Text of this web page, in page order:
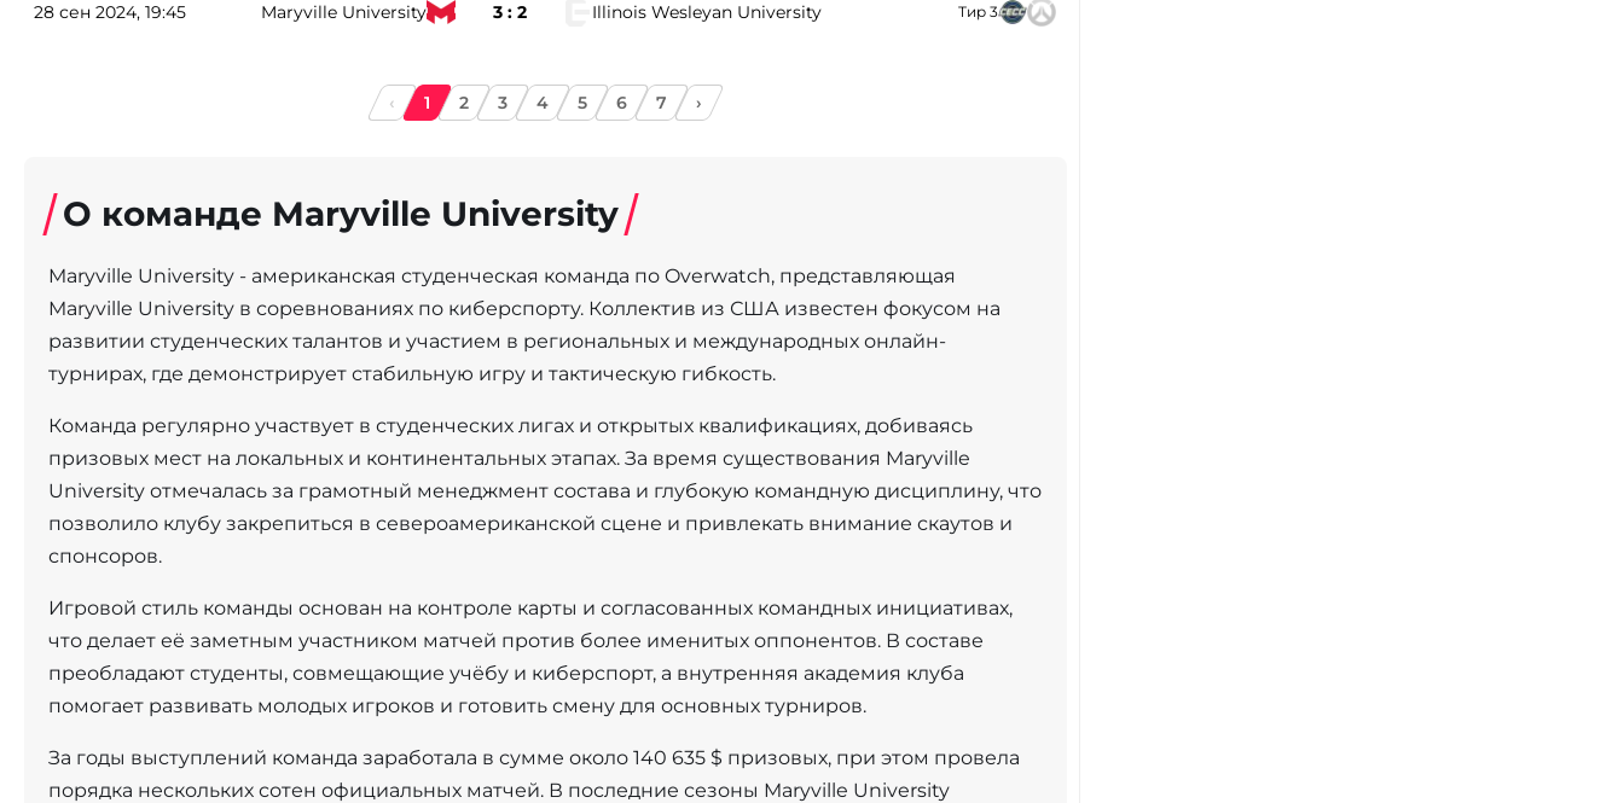
28 сен 2024, 19:45 Maryville University 3 : 2 Illinois Wesleyan University Тир 3
‹ 1 2 3 4 5 6 7 ›
О команде Maryville University
Maryville University - американская студенческая команда по Overwatch, представляющая
Maryville University в соревнованиях по киберспорту. Коллектив из США известен фокусом на
развитии студенческих талантов и участием в региональных и международных онлайн-
турнирах, где демонстрирует стабильную игру и тактическую гибкость.
Команда регулярно участвует в студенческих лигах и открытых квалификациях, добиваясь
призовых мест на локальных и континентальных этапах. За время существования Maryville
University отмечалась за грамотный менеджмент состава и глубокую командную дисциплину, что
позволило клубу закрепиться в североамериканской сцене и привлекать внимание скаутов и
спонсоров.
Игровой стиль команды основан на контроле карты и согласованных командных инициативах,
что делает её заметным участником матчей против более именитых оппонентов. В составе
преобладают студенты, совмещающие учёбу и киберспорт, а внутренняя академия клуба
помогает развивать молодых игроков и готовить смену для основных турниров.
За годы выступлений команда заработала в сумме около 140 635 $ призовых, при этом провела
порядка нескольких сотен официальных матчей. В последние сезоны Maryville University